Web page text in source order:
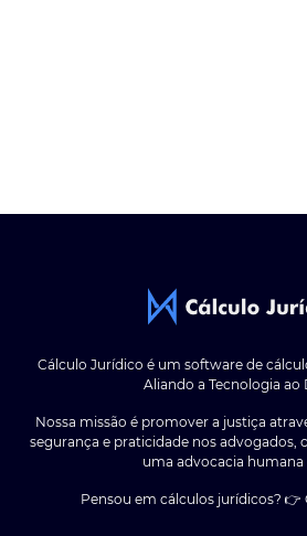
Cálculo Jurídico é um software de
Aliando a Tecnologia ao
Nossa missão é promover a justiça
segurança e praticidade nos advogados,
uma advocacia humana
Pensou em cálculos jurídicos? 👉